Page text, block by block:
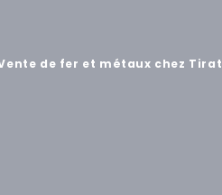
de fer et métaux chez Tirat